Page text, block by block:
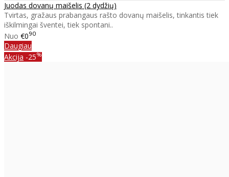
Juodas dovanų maišelis (2 dydžių)
Tvirtas, gražaus prabangaus rašto dovanų maišelis, tinkantis tiek
iškilmingai šventei, tiek spontani..
Nuo €090
Daugiau
Akcija -25%